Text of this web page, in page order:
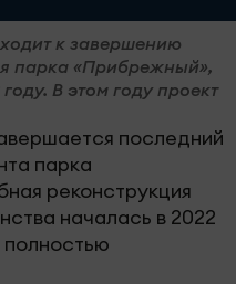
к завершению
парка «Прибрежный»,
В этом году проект
последний
парка
реконструкция
началась в 2022
полностью